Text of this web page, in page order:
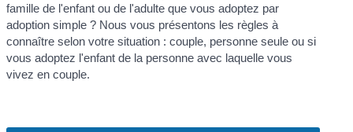
famille de l'enfant ou de l'adulte que vous adoptez par
adoption simple ? Nous vous présentons les règles à
connaître selon votre situation : couple, personne seule ou si
vous adoptez l'enfant de la personne avec laquelle vous
vivez en couple.